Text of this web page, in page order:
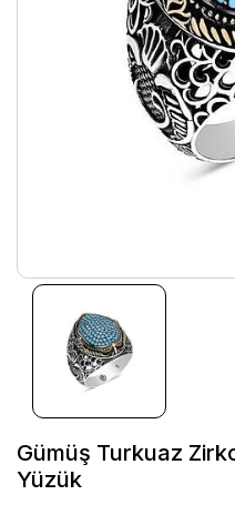
Gümüş Turkuaz
Yüzük